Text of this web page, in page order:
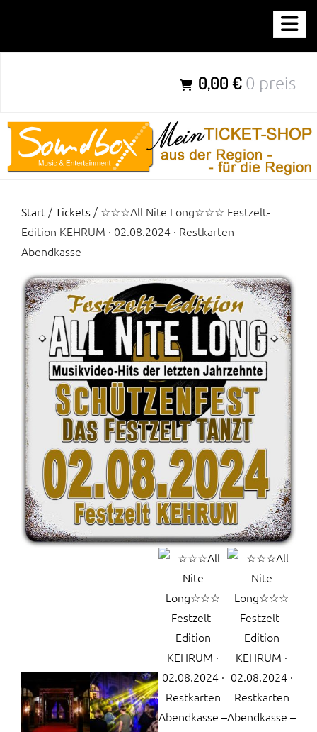
springen
Parties für Jung & Alt aus der Region – für die Region
0,00 € 0 preis
Start /Tickets / ☆☆☆All Nite Long☆☆☆ Festzelt-
Edition KEHRUM · 02.08.2024 · Restkarten
Abendkasse